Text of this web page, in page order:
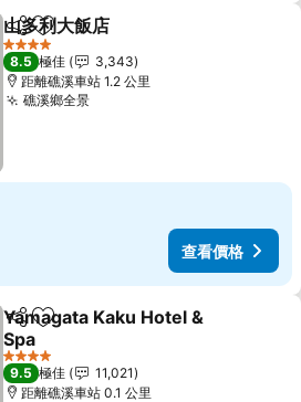
分享 放到收藏夾
山多利大飯店
4 星級
8.5 極佳
3,343
距離礁溪車站 1.2 公里
礁溪鄉全景查看價格
查看價格
分享 放到收藏夾
Yamagata Kaku Hotel &
Spa
查看價格
4 星級
9.5 極佳
11,021
距離礁溪車站 0.1 公里